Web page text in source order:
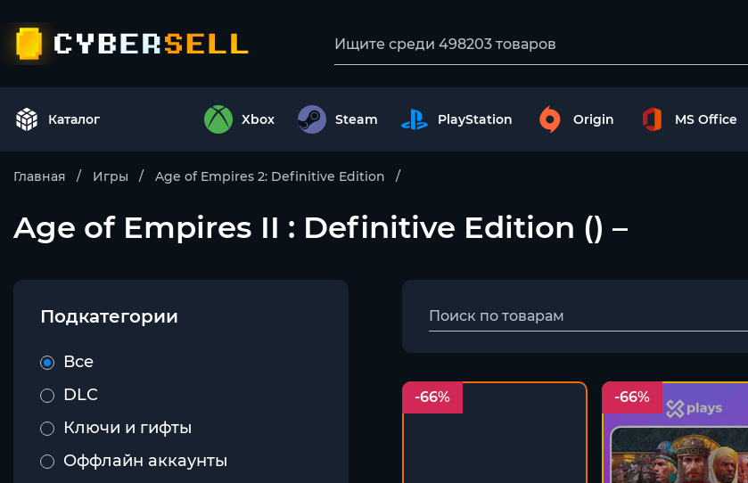
Каталог Xbox Steam PlayStation Origin MS Office
Главная Игры Age of Empires 2: Definitive Edition
Age of Empires II : Definitive Edition () –
Подкатегории
Все
DLC
Ключи и гифты
Оффлайн аккаунты
-66% -66%